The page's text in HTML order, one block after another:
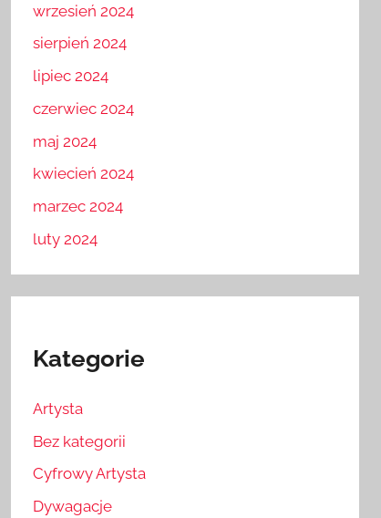
wrzesień 2024
sierpień 2024
lipiec 2024
czerwiec 2024
maj 2024
kwiecień 2024
marzec 2024
luty 2024
Kategorie
Artysta
Bez kategorii
Cyfrowy Artysta
Dywagacje